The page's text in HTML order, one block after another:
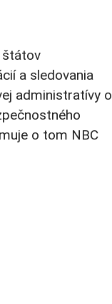
štátov
a sledovania
administratívy o
o tom NBC